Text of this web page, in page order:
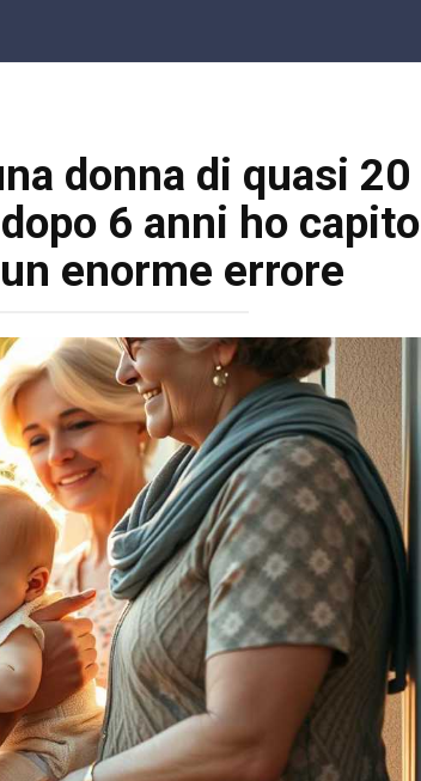
donna di quasi 20
6 anni ho capito
enorme errore